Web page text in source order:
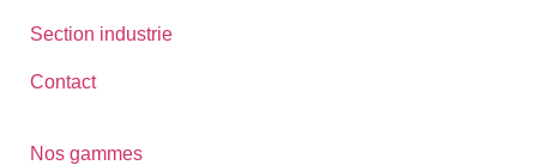
Section industrie
Contact
Nos gammes